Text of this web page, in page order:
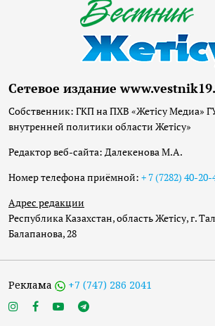
Сетевое издание
Собственник: ГКП на ПХВ «Жетісу Медиа»
внутренней политики области Жетісу»
Редактор веб-сайта: Далекенова М.А.
Номер телефона приёмной: + 7 (7282) 40-20-
Адрес редакции
Республика Казахстан, область Жетісу, г.
Балапанова, 28
Реклама +7 (747) 286 2041